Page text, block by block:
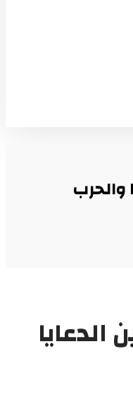
والحرب
الدعايا